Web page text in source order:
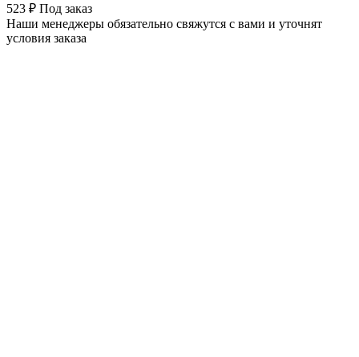
523 ₽ Под заказ
Наши менеджеры обязательно свяжутся с вами и уточнят
условия заказа